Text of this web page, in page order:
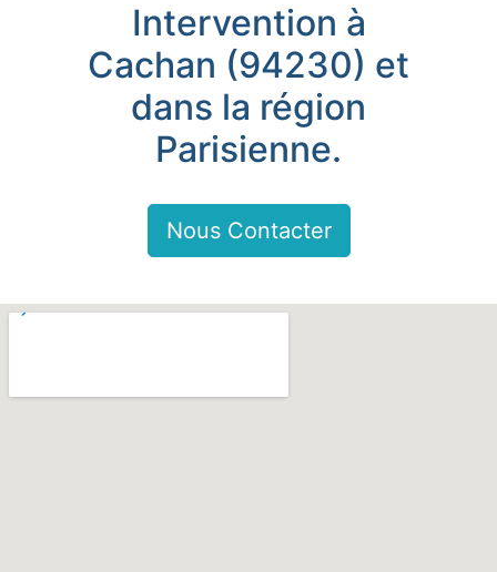
Intervention à
Cachan (94230) et
dans la région
Parisienne.
Nous Contacter